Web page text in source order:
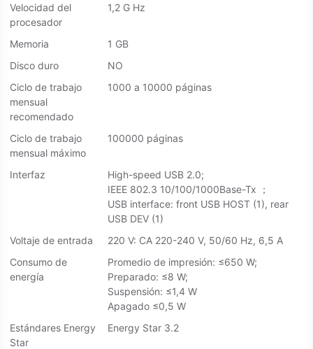
Velocidad del
procesador
1,2 G Hz
Memoria
1 GB
Disco duro
NO
Ciclo de trabajo
mensual
recomendado
1000 a 10000 páginas
Ciclo de trabajo
mensual máximo
100000 páginas
Interfaz
High-speed USB 2.0;
IEEE 802.3 10/100/1000Base-Tx ；
USB interface: front USB HOST (1), rear
USB DEV (1)
Voltaje de entrada
220 V: CA 220-240 V, 50/60 Hz, 6,5 A
Consumo de
energía
Promedio de impresión: ≤650 W;
Preparado: ≤8 W;
Suspensión: ≤1,4 W
Apagado ≤0,5 W
Estándares Energy
Star
Energy Star 3.2